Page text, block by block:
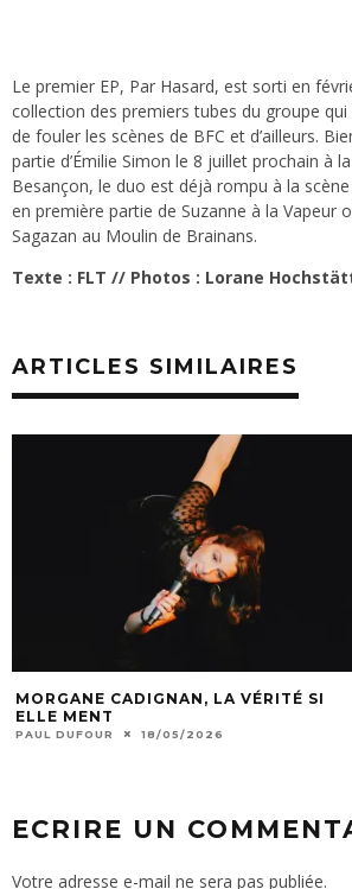
Le premier EP, Par Hasard, est sorti en
collection des premiers tubes du groupe
de fouler les scènes de BFC et d’ailleurs.
partie d’Émilie Simon le 8 juillet prochain à
Besançon, le duo est déjà rompu à la scène
en première partie de Suzanne à la Vapeur
Sagazan au Moulin de Brainans.
Texte : FLT // Photos : Lorane
ARTICLES SIMILAIRES
MORGANE CADIGNAN, LA VÉRITÉ SI
ELLE MENT
PAUL DUFOUR 18/05/2026
ECRIRE UN
Votre adresse e-mail ne sera pas publiée.